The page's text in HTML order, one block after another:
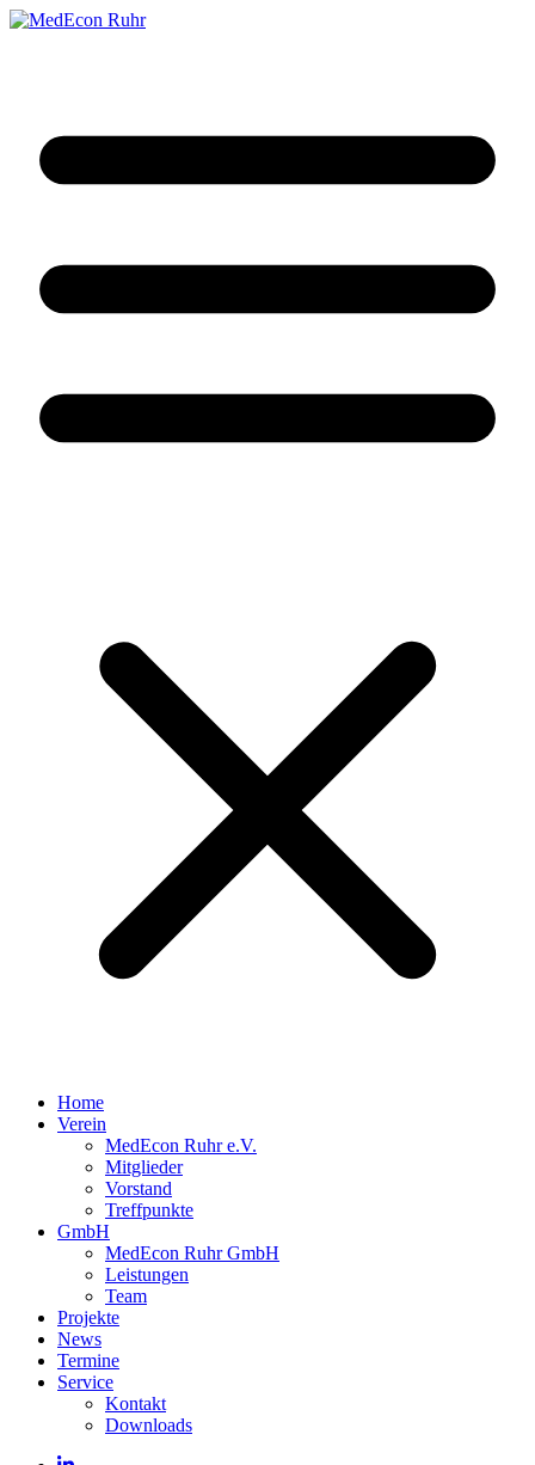
Home
Verein
MedEcon Ruhr e.V.
Mitglieder
Vorstand
Treffpunkte
GmbH
MedEcon Ruhr GmbH
Leistungen
Team
Projekte
News
Termine
Service
Kontakt
Downloads